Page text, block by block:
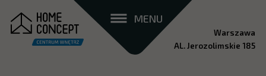
MENU
Warszawa
AL. Jerozolimskie 185